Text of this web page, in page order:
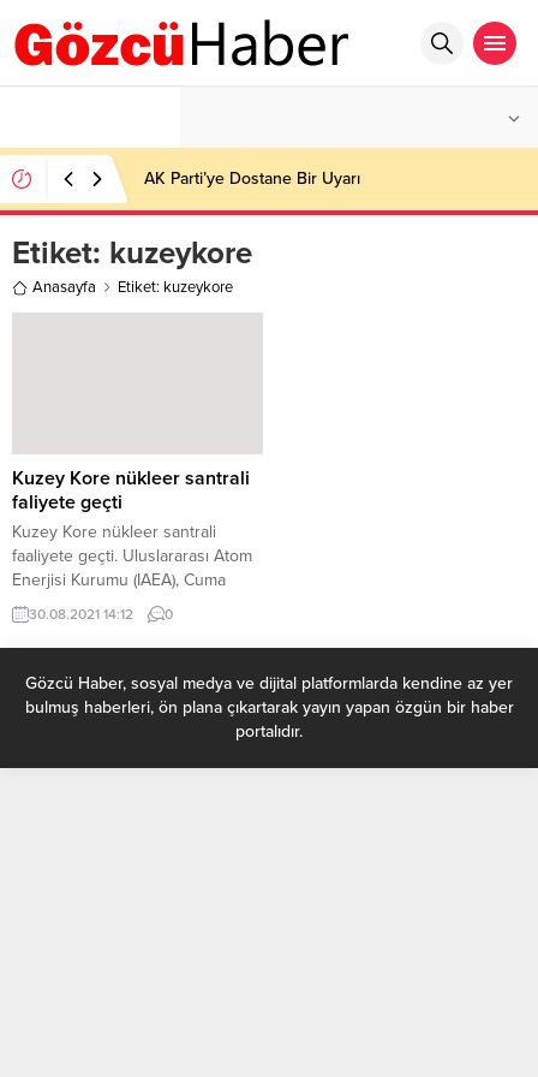
AK Parti’ye Dostane Bir Uyarı
Etiket: kuzeykore
Anasayfa Etiket: kuzeykore
Kuzey Kore nükleer santrali
faliyete geçti
Kuzey Kore nükleer santrali
faaliyete geçti. Uluslararası Atom
Enerjisi Kurumu (IAEA), Cuma
günü yayınladığı raporunda uydu
görüntüleri aracılığıyla Kuzey
Kore’nin nükleer santralinin
faaliyete geçtiğini belirtti. IAEA
raporun sonunda “Reaktörün ve
derinden rahatsız edicidir”
30.08.2021 14:12 0
Gözcü Haber, sosyal medya ve dijital platformlarda kendine az yer
bulmuş haberleri, ön plana çıkartarak yayın yapan özgün bir haber
portalıdır.